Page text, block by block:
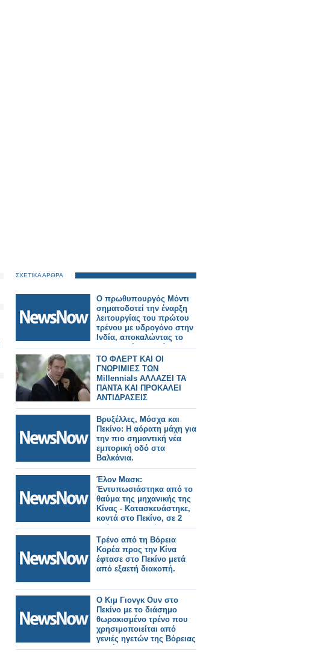
ΣΧΕΤΙΚΑ ΑΡΘΡΑ
Ο πρωθυπουργός Μόντι
σηματοδοτεί την έναρξη
λειτουργίας του πρώτου
τρένου με υδρογόνο στην
Ινδία, αποκαλώντας το
επιτυχημένο παράδειγμα
της καμπάνιας «Make in
India»
ΤΟ ΦΛΕΡΤ ΚΑΙ ΟΙ
ΓΝΩΡΙΜΙΕΣ ΤΩΝ
Millennials ΑΛΛΑΖΕΙ ΤΑ
ΠΑΝΤΑ ΚΑΙ ΠΡΟΚΑΛΕΙ
ΑΝΤΙΔΡΑΣΕΙΣ
Βρυξέλλες, Μόσχα και
Πεκίνο: Η αόρατη μάχη για
την πιο σημαντική νέα
εμπορική οδό στα
Βαλκάνια.
Έλον Μασκ:
Έντυπωσιάστηκα από το
θαύμα της μηχανικής της
Κίνας - Κατασκευάστηκε,
κοντά στο Πεκίνο, σε 2
χρόνια ο μεγαλύτερος
σιδηροδρομικός σταθμός
του κόσμου.
Τρένο από τη Βόρεια
Κορέα προς την Κίνα
έφτασε στο Πεκίνο μετά
από εξαετή διακοπή.
Ο Κιμ Γιονγκ Ουν στο
Πεκίνο με το διάσημο
θωρακισμένο τρένο που
χρησιμοποιείται από
γενιές ηγετών της Βόρειας
Κορέας